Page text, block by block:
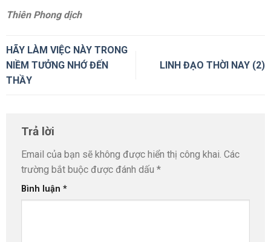
Thiên Phong dịch
HÃY LÀM VIỆC NÀY TRONG
NIỀM TƯỞNG NHỚ ĐẾN
THẦY
LINH ĐẠO THỜI NAY (2)
Trả lời
Email của bạn sẽ không được hiển thị công khai. Các
trường bắt buộc được đánh dấu *
Bình luận *